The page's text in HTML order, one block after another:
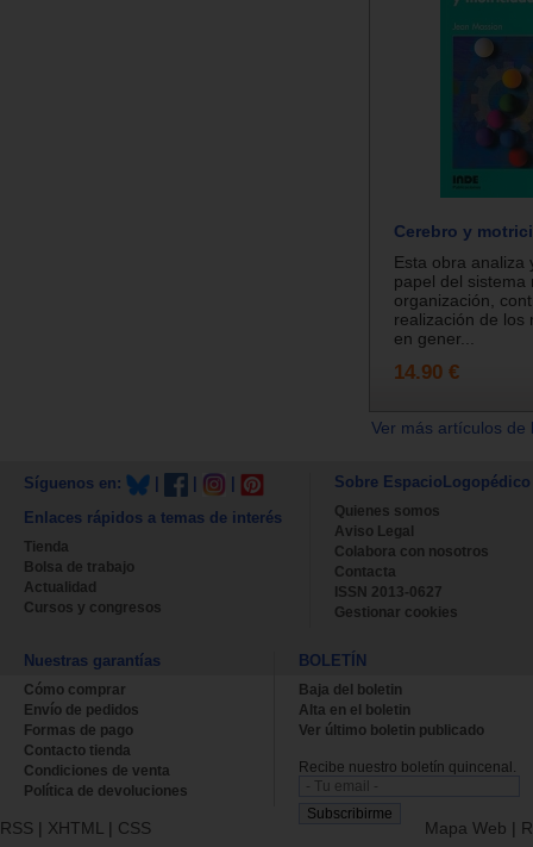
Cerebro y
Esta obra analiza
papel del sistema
organización,
realización de los
en gener...
14.90 €
Ver más artículos
Síguenos en:
Enlaces rápidos a temas de interés
Tienda
Bolsa de trabajo
Actualidad
Cursos y congresos
Sobre EspacioLogopédico
Quienes somos
Aviso Legal
Colabora con nosotros
Contacta
ISSN 2013-0627
Gestionar cookies
Nuestras garantías
Cómo comprar
Envío de pedidos
Formas de pago
Contacto tienda
Condiciones de venta
Política de devoluciones
BOLETÍN
Baja del boletin
Alta en el boletin
Ver último boletin publicado
Recibe nuestro boletín quincenal.
RSS | XHTML | CSS Mapa Web |